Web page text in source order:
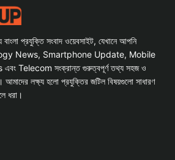
প্রযুক্তি সংবাদ ওয়েবসাইট, যেখানে আপনি
News, Smartphone Update, Mobile
Telecom সংক্রান্ত গুরুত্বপূর্ণ তথ্য সহজ ও
আমাদের লক্ষ্য হলো প্রযুক্তির জটিল বিষয়গুলো সাধারণ
ধরা।